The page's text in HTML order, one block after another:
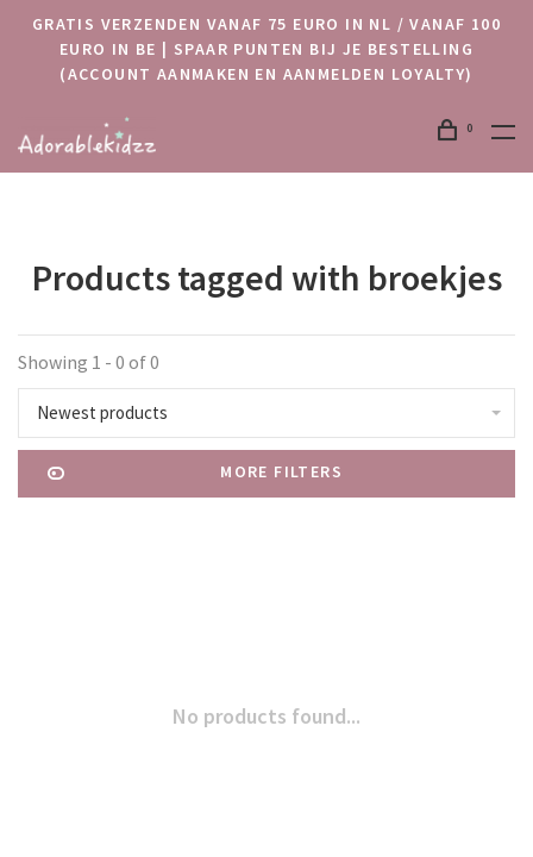
GRATIS VERZENDEN VANAF 75 EURO IN NL / VANAF 100
EURO IN BE | SPAAR PUNTEN BIJ JE BESTELLING
(ACCOUNT AANMAKEN EN AANMELDEN LOYALTY)
0
Products tagged with broekjes
Showing 1 - 0 of 0
Newest products
MORE FILTERS
No products found...